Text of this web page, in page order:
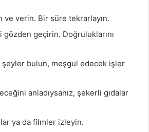
ve verin. Bir süre tekrarlayın.
geçirin. Doğruluklarını
şeyler bulun, meşgul edecek işler
anladıysanız, şekerli gıdalar
ya da filmler izleyin.